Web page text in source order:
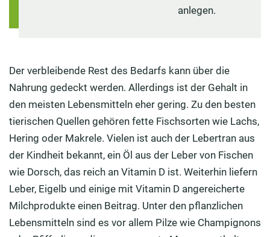
anlegen.
Der verbleibende Rest des Bedarfs kann über die
Nahrung gedeckt werden. Allerdings ist der Gehalt in
den meisten Lebensmitteln eher gering. Zu den besten
tierischen Quellen gehören fette Fischsorten wie Lachs,
Hering oder Makrele. Vielen ist auch der Lebertran aus
der Kindheit bekannt, ein Öl aus der Leber von Fischen
wie Dorsch, das reich an Vitamin D ist. Weiterhin liefern
Leber, Eigelb und einige mit Vitamin D angereicherte
Milchprodukte einen Beitrag. Unter den pflanzlichen
Lebensmitteln sind es vor allem Pilze wie Champignons